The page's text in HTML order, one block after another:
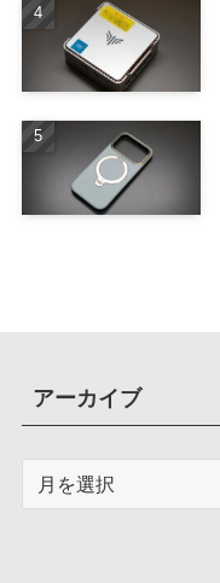
アーカイブ